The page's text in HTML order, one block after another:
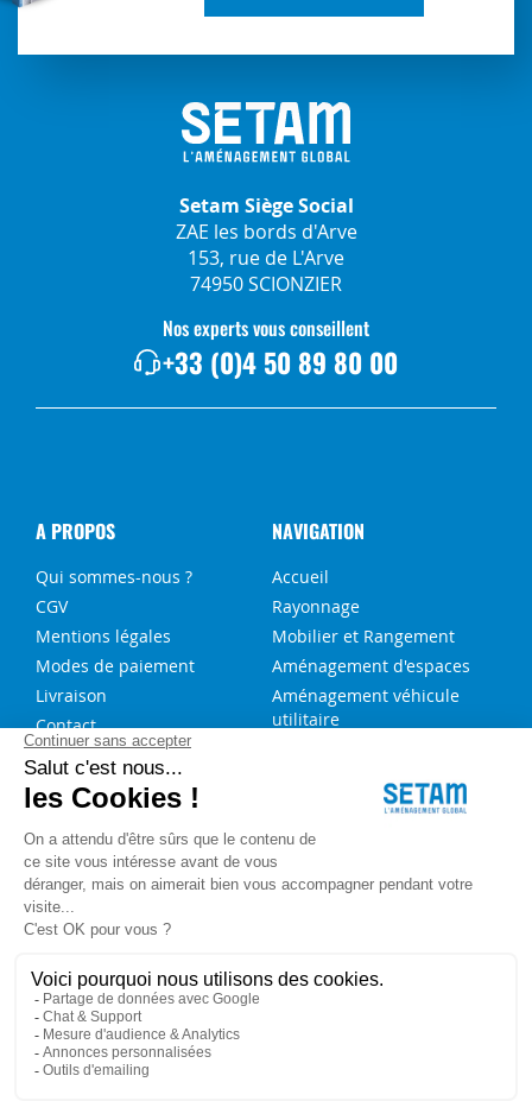
Setam Siège Social
ZAE les bords d'Arve
153, rue de L'Arve
74950 SCIONZIER
Nos experts vous conseillent
+33 (0)4 50 89 80 00
A PROPOS
Qui sommes-nous ?
CGV
Mentions légales
Modes de paiement
Livraison
Contact
NAVIGATION
Accueil
Rayonnage
Mobilier et Rangement
Aménagement d'espaces
Aménagement véhicule
utilitaire
NOS SERVICES
FAQ
Blog
Aide au choix rayonnage
Service de montage
Besoin d'aide ?